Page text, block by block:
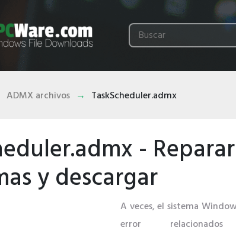
ADMX archivos TaskScheduler.admx
- Reparar
y descargar
A veces, el sistema
error